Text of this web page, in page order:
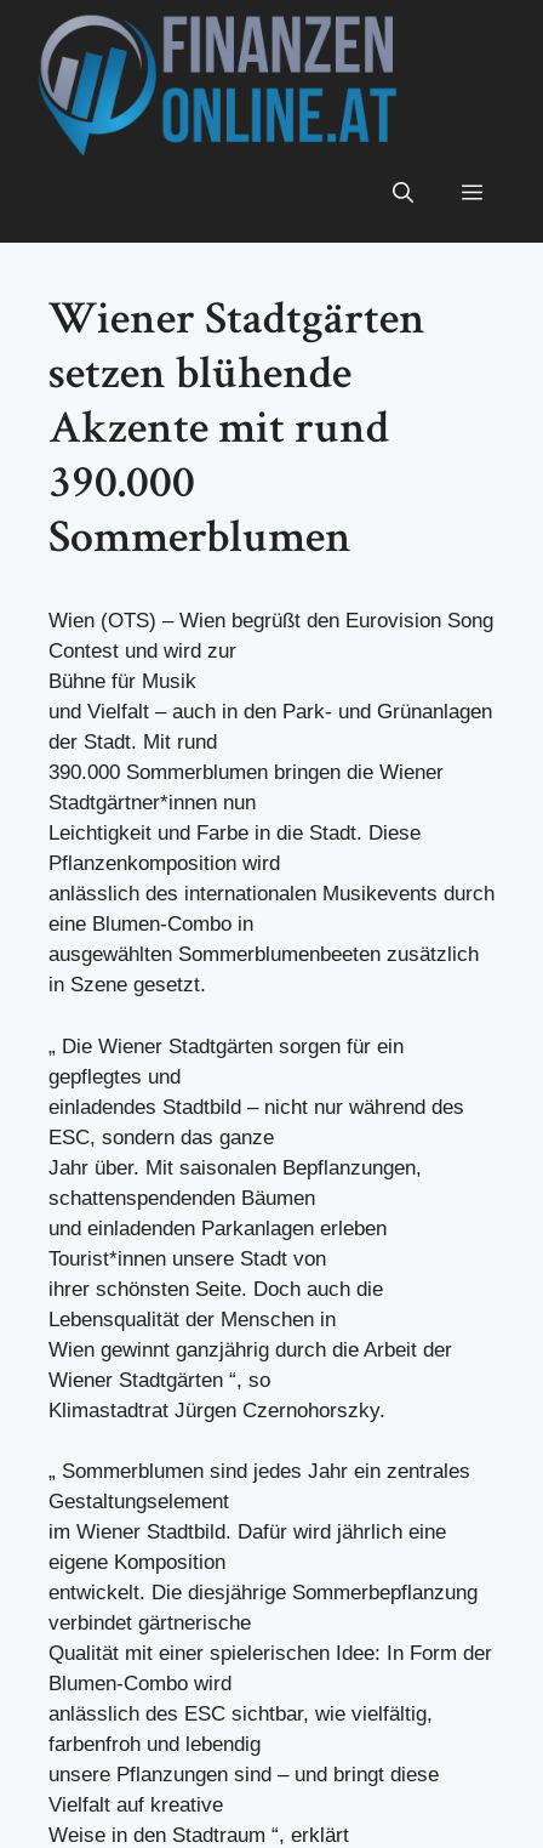
Inhalt
springen
Menü
Wiener Stadtgärten
setzen blühende
Akzente mit rund
390.000
Sommerblumen
Wien (OTS) – Wien begrüßt den Eurovision Song
Contest und wird zur
Bühne für Musik
und Vielfalt – auch in den Park- und Grünanlagen
der Stadt. Mit rund
390.000 Sommerblumen bringen die Wiener
Stadtgärtner*innen nun
Leichtigkeit und Farbe in die Stadt. Diese
Pflanzenkomposition wird
anlässlich des internationalen Musikevents durch
eine Blumen-Combo in
ausgewählten Sommerblumenbeeten zusätzlich
in Szene gesetzt.
„ Die Wiener Stadtgärten sorgen für ein
gepflegtes und
einladendes Stadtbild – nicht nur während des
ESC, sondern das ganze
Jahr über. Mit saisonalen Bepflanzungen,
schattenspendenden Bäumen
und einladenden Parkanlagen erleben
Tourist*innen unsere Stadt von
ihrer schönsten Seite. Doch auch die
Lebensqualität der Menschen in
Wien gewinnt ganzjährig durch die Arbeit der
Wiener Stadtgärten “, so
Klimastadtrat Jürgen Czernohorszky.
„ Sommerblumen sind jedes Jahr ein zentrales
Gestaltungselement
im Wiener Stadtbild. Dafür wird jährlich eine
eigene Komposition
entwickelt. Die diesjährige Sommerbepflanzung
verbindet gärtnerische
Qualität mit einer spielerischen Idee: In Form der
Blumen-Combo wird
anlässlich des ESC sichtbar, wie vielfältig,
farbenfroh und lebendig
unsere Pflanzungen sind – und bringt diese
Vielfalt auf kreative
Weise in den Stadtraum “, erklärt